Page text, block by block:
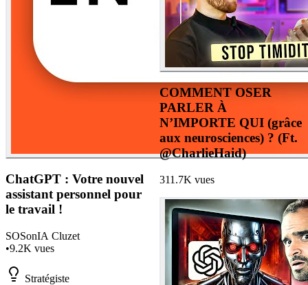
ChatGPT : Votre nouvel
assistant personnel pour
le travail !
SOSonIA Cluzet
•9.2K vues
Stratégiste
COMMENT OSER
PARLER À
N’IMPORTE QUI (grâce
aux neurosciences) ? (Ft.
@CharlieHaid)
311.7K vues